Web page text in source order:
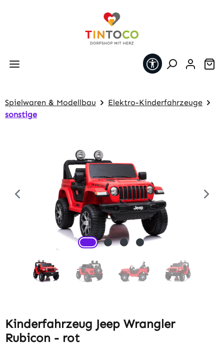
Werkzeugleiste
Spielwaren & Modellbau
Elektro-Kinderfahrzeuge
sonstige
Kinderfahrzeug Jeep Wrangler
Rubicon - rot